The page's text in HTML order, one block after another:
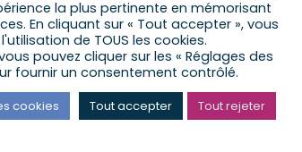
d’une obligation. La peine
la plus pertinente en mémorisant
En cliquant sur « Tout accepter », vous
de TOUS les cookies.
pouvez cliquer sur les « Réglages des
fournir un consentement contrôlé.
cookies Tout accepter Tout rejeter